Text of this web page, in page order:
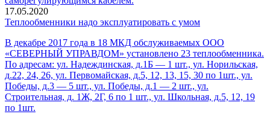
17.05.2020
Теплообменники надо эксплуатировать с умом
В декабре 2017 года в 18 МКД обслуживаемых ООО
«СЕВЕРНЫЙ УПРАВДОМ» установлено 23 теплообменника.
По адресам: ул. Надеждинская, д.1Б — 1 шт., ул. Норильская,
д.22, 24, 26, ул. Первомайская, д.5, 12, 13, 15, 30 по 1шт., ул.
Победы, д.3 — 5 шт., ул. Победы, д.1 — 2 шт., ул.
Строительная, д. 1Ж, 2Г, 6 по 1 шт., ул. Школьная, д.5, 12, 19
по 1шт.